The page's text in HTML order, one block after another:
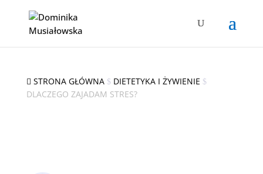
 STRONA GŁÓWNA $ DIETETYKA I ŻYWIENIE $
DLACZEGO ZAJADAM STRES?